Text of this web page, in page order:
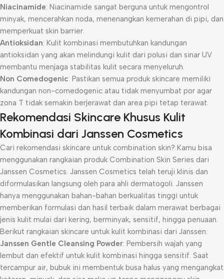
Niacinamide: Niacinamide sangat berguna untuk mengontrol
minyak, mencerahkan noda, menenangkan kemerahan di pipi, dan
memperkuat skin barrier.
Antioksidan: Kulit kombinasi membutuhkan kandungan
antioksidan yang akan melindungi kulit dari polusi dan sinar UV
membantu menjaga stabilitas kulit secara menyeluruh.
Non Comedogenic: Pastikan semua produk skincare memiliki
kandungan non-comedogenic atau tidak menyumbat por agar
zona T tidak semakin berjerawat dan area pipi tetap terawat.
Rekomendasi Skincare Khusus Kulit
Kombinasi dari Janssen Cosmetics
Cari rekomendasi skincare untuk combination skin? Kamu bisa
menggunakan rangkaian produk Combination Skin Series dari
Janssen Cosmetics. Janssen Cosmetics telah teruji klinis dan
diformulasikan langsung oleh para ahli dermatogoli. Janssen
hanya menggunakan bahan-bahan berkualitas tinggi untuk
memberikan formulasi dan hasil terbaik dalam merawat berbagai
jenis kulit mulai dari kering, berminyak, sensitif, hingga penuaan.
Berikut rangkaian skincare untuk kulit kombinasi dari Janssen:
Janssen Gentle Cleansing Powder: Pembersih wajah yang
lembut dan efektif untuk kulit kombinasi hingga sensitif. Saat
tercampur air, bubuk ini membentuk busa halus yang mengangkat